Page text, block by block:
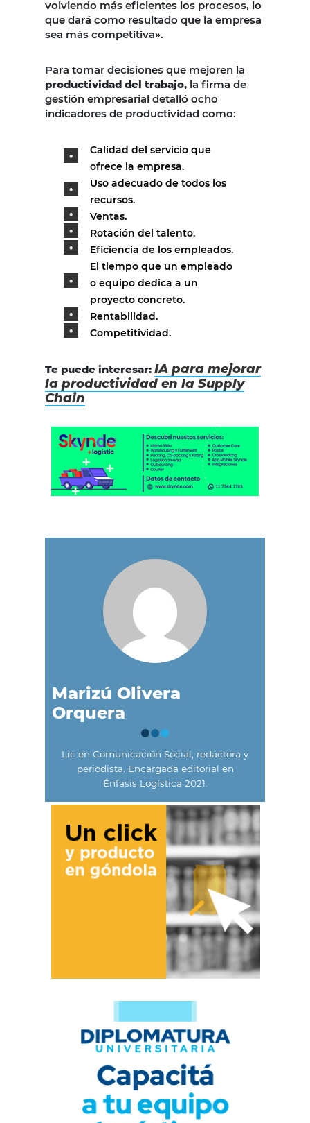
volviendo más eficientes los procesos, lo
que dará como resultado que la empresa
sea más competitiva».
Para tomar decisiones que mejoren la
productividad del trabajo, la firma de
gestión empresarial detalló ocho
indicadores de productividad como:
Calidad del servicio que
ofrece la empresa.
Uso adecuado de todos los
recursos.
Ventas.
Rotación del talento.
Eficiencia de los empleados.
El tiempo que un empleado
o equipo dedica a un
proyecto concreto.
Rentabilidad.
Competitividad.
Te puede interesar: IA para mejorar
la productividad en la Supply
Chain
Marizú Olivera
Orquera
Lic en Comunicación Social, redactora y
periodista. Encargada editorial en
Énfasis Logística 2021.